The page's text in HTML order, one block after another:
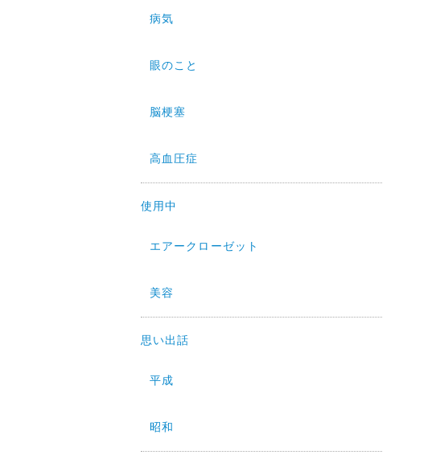
病気
眼のこと
脳梗塞
高血圧症
使用中
エアークローゼット
美容
思い出話
平成
昭和